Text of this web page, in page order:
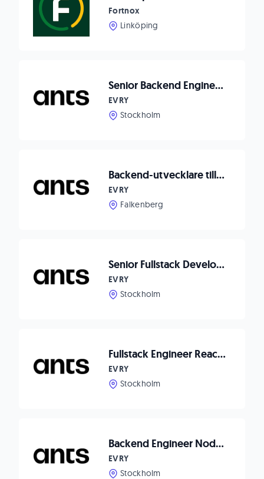
Fortnox
Linköping
Senior Backend Engineer - HomeQ
EVRY
Stockholm
Backend-utvecklare till Matpriskollen
EVRY
Falkenberg
Senior Fullstack Developer to Compodium
EVRY
Stockholm
Fullstack Engineer React/Node.js to Waitwhile!
EVRY
Stockholm
Backend Engineer Node.js to Waitwhile
EVRY
Stockholm